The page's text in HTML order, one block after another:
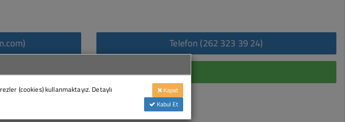
Telefon (262 323 39 24)
Uygulamayı incelemek için tıklayın
(cookies) kullanmaktayız. Detaylı
Kapat
Kabul Et